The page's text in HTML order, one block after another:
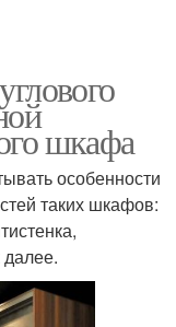
шкафа
особенности
таких шкафов: